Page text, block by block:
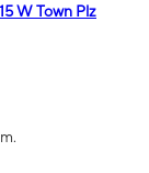
W Town Plz